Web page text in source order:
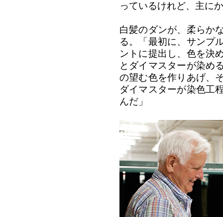
っているけれど、主に
白髪のダンが、柔らか
る。「最初に、サンプ
ントに提出し、色を決
とダイマスターが染め
の望む色を作りあげ、
ダイマスターが染色工
んだ」